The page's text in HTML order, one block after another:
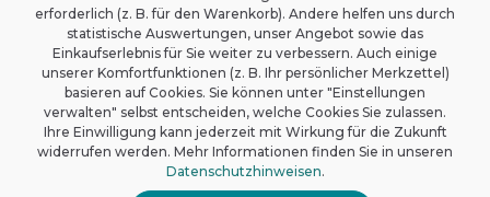
erforderlich (z. B. für den Warenkorb). Andere helfen uns durch
statistische Auswertungen, unser Angebot sowie das
Einkaufserlebnis für Sie weiter zu verbessern. Auch einige
unserer Komfortfunktionen (z. B. Ihr persönlicher Merkzettel)
basieren auf Cookies. Sie können unter "Einstellungen
verwalten" selbst entscheiden, welche Cookies Sie zulassen.
Ihre Einwilligung kann jederzeit mit Wirkung für die Zukunft
widerrufen werden. Mehr Informationen finden Sie in unseren
Datenschutzhinweisen.